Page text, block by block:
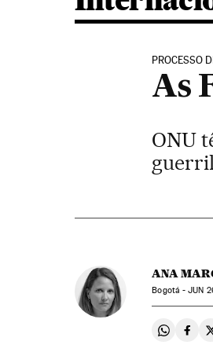
PROCESSO
As
ONU
ANA
Bogotá -JUN